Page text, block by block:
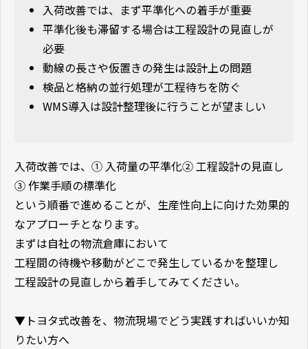
入荷改善では、まず平準化への着手が重要
平準化後も滞留する場合は工程設計の見直しが
必要
動線の長さや仮置きの発生は設計上の問題
検品と格納の並行処理が工程待ちを防ぐ
WMS導入は設計整理後に行うことが望ましい
入荷改善では、① 入荷量の平準化② 工程設計の見直し
③ 作業手順の標準化
という順番で進めることが、生産性向上に向けた効果的
なアプローチとなります。
まずは自社の物流倉庫において
工程間の待機や移動がどこで発生しているかを整理し
工程設計の見直しから着手してみてください。
▼トヨタ式改善を、物流現場でどう実践すればいいか知
りたい方へ